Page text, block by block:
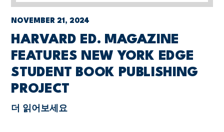
NOVEMBER 21, 2024
HARVARD ED. MAGAZINE
FEATURES NEW YORK EDGE
STUDENT BOOK PUBLISHING
PROJECT
더 읽어보세요